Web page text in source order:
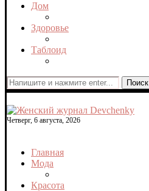
Дом
Здоровье
Таблоид
Поиск
Четверг, 6 августа, 2026
Главная
Мода
Красота